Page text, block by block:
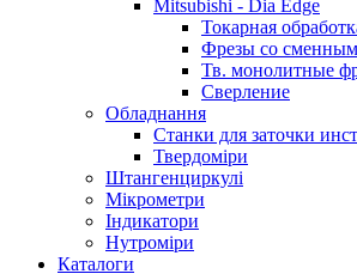
Mitsubishi - Dia Edge
Токарная
Фрезы со
Тв. монолитные
Сверление
Обладнання
Станки для заточки
Твердоміри
Штангенциркулі
Мікрометри
Індикатори
Нутроміри
Каталоги